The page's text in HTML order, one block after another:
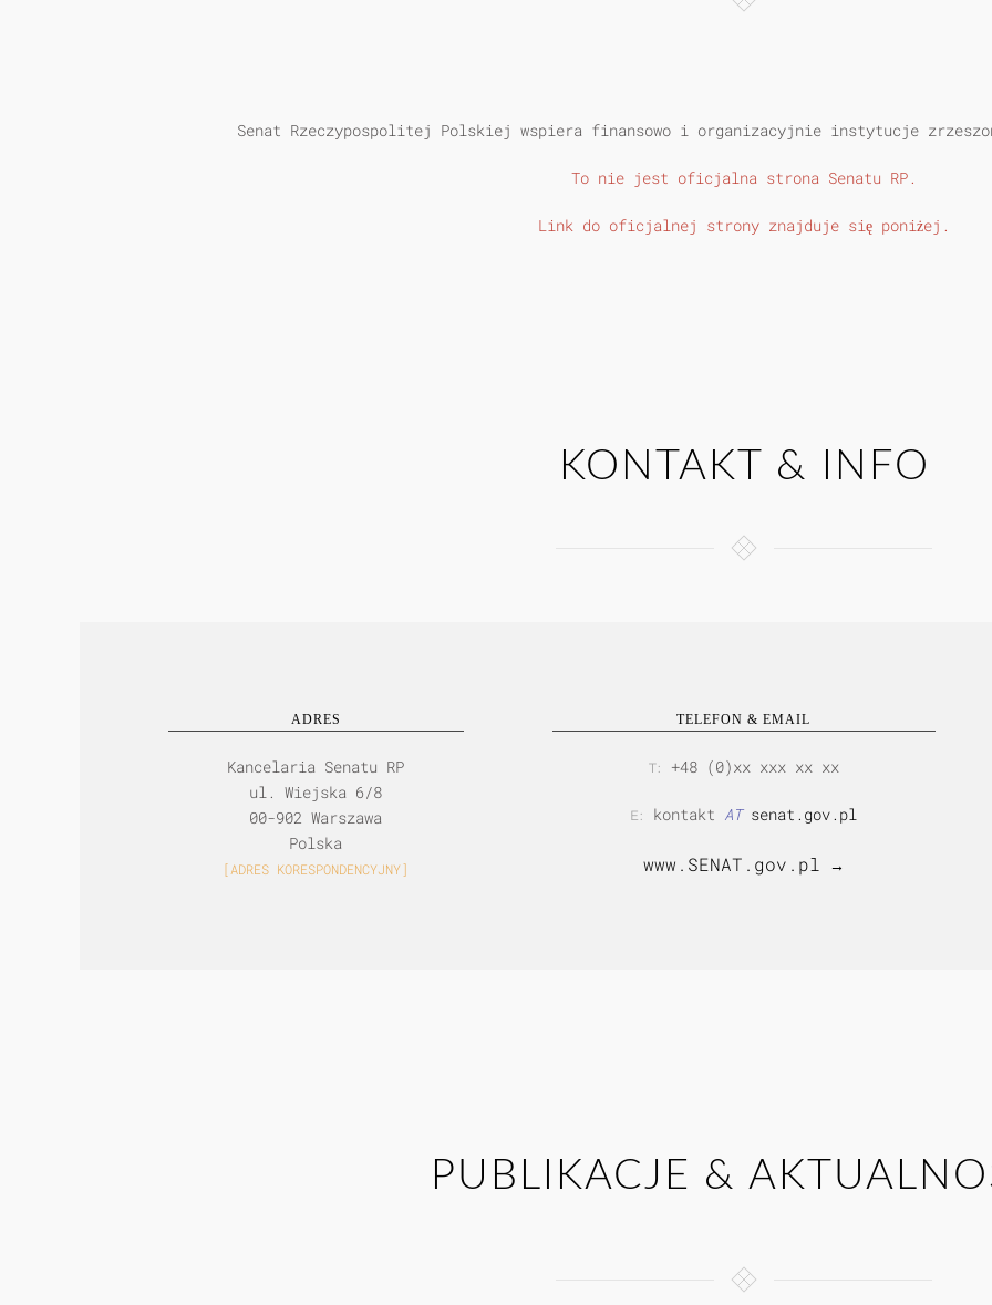
Senat Rzeczypospolitej Polskiej wspiera finansowo i organizacyjnie instytucje
To nie jest oficjalna strona Senatu RP.
Link do oficjalnej strony znajduje się poniżej.
KONTAKT & INFO
ADRES
Kancelaria Senatu RP
ul. Wiejska 6/8
00-902 Warszawa
Polska
[ADRES KORESPONDENCYJNY]
TELEFON & EMAIL
T: +48 (0)xx xxx xx xx
E: kontakt AT senat.gov.pl
www.SENAT.gov.pl →
PUBLIKACJE &